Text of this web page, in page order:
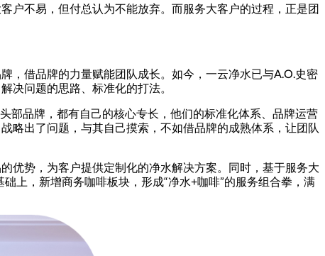
户不易，但付总认为不能放弃。而服务大客户的过程，正是团
，借品牌的力量赋能团队成长。如今，一云净水已与A.O.史密
决问题的思路、标准化的打法。
部品牌，都有自己的核心专长，他们的标准化体系、品牌运营
略出了问题，与其自己摸索，不如借品牌的成熟体系，让团队
优势，为客户提供定制化的净水解决方案。同时，基于服务大
上，新增商务咖啡板块，形成“净水+咖啡”的服务组合拳，满